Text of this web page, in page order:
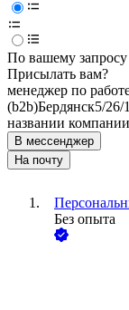
По вашему запросу
Присылать вам?
менеджер по
(b2b)Бердянск5/26/1
названии
В мессенджер
На почту
Без опыта